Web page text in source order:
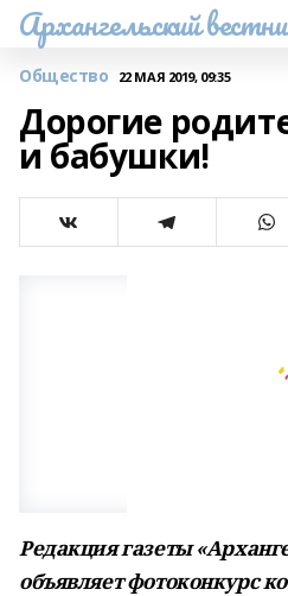
Архангельский
Общество 22 МАЯ 2019, 09:35
Дорогие
и бабушки!
Редакция газеты
объявляет фотоконкурс